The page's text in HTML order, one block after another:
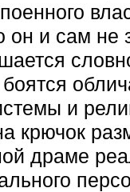
он и сам не
и
крючок
драме